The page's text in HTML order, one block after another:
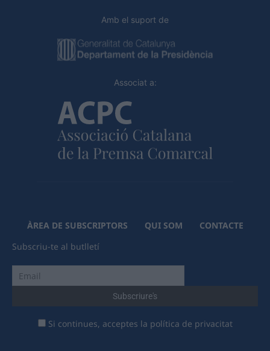
Amb el suport de
Associat a:
ÀREA DE SUBSCRIPTORS QUI SOM
CONTACTE
Subscriu-te al butlletí
Si continues, acceptes la política de privacitat